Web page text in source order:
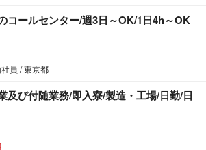
コールセンター/週3日～OK/1日4h～OK
員 / 東京都
及び付随業務/即入寮/製造・工場/日勤/日